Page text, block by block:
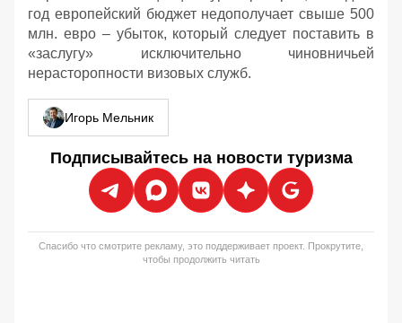
год европейский бюджет недополучает свыше 500
млн. евро – убыток, который следует поставить в
«заслугу» исключительно чиновничьей
нерасторопности визовых служб.
Игорь Мельник
Подписывайтесь на новости туризма
Спасибо что смотрите рекламу, это поддерживает проект. Прокрутите,
чтобы продолжить читать